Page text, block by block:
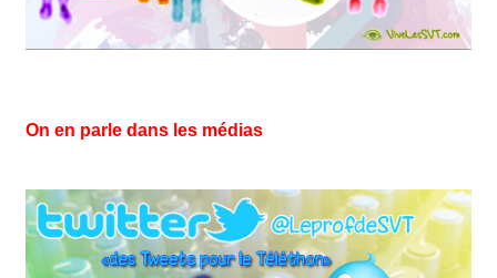
On en parle dans les médias